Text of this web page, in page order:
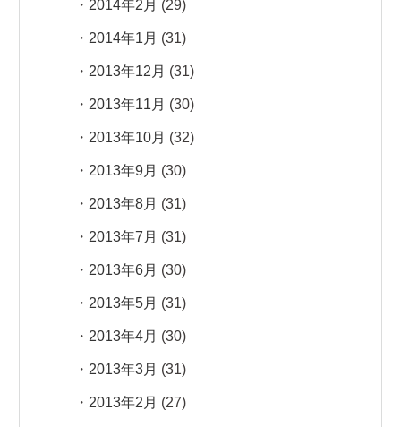
2014年2月 (29)
2014年1月 (31)
2013年12月 (31)
2013年11月 (30)
2013年10月 (32)
2013年9月 (30)
2013年8月 (31)
2013年7月 (31)
2013年6月 (30)
2013年5月 (31)
2013年4月 (30)
2013年3月 (31)
2013年2月 (27)